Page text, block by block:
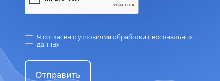
Я согласен с условиями обработки персональных
данных
Отправить